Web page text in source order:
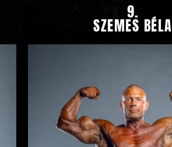
9.
SZEMES BÉLA